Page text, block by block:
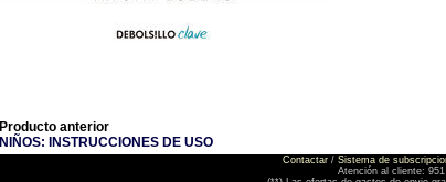
Producto anterior
NIÑOS: INSTRUCCIONES DE USO
Contactar / Sistema de
Atención al cliente: